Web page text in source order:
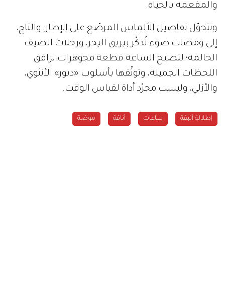
والمفعمة بالحياة.
وتتحوّل تفاصيل الألماس المرصّع على الإطار، والتاج،
إلى ومضات ضوء تُذكّر ببريق البحر، ورحلات الصيف
الحالمة؛ لتصبح الساعة قطعة مجوهرات ترافق
اللحظات الجميلة، وتوثّقها بأسلوب «ديور» الأنثوي،
والأزلي، وليست مجرّد أداة لقياس الوقت.
إطلالة أنيقة ساعات أناقة موضة